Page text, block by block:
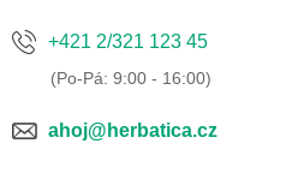
+421 2/321 123 45
ahoj@herbatica.cz